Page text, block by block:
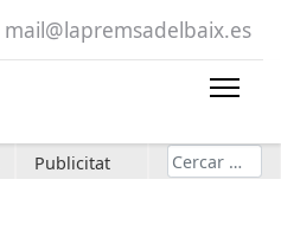
mail@lapremsadelbaix.es
Publicitat Cerca